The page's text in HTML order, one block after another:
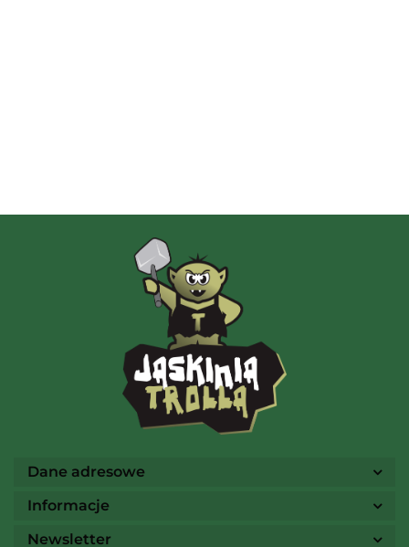
AMIGO Spiel
Ammo
Dane adresowe
Informacje
Newsletter